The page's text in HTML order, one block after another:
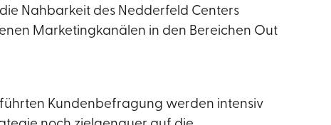
Nahbarkeit des Nedderfeld Centers
Marketingkanälen in den Bereichen Out
Kundenbefragung werden intensiv